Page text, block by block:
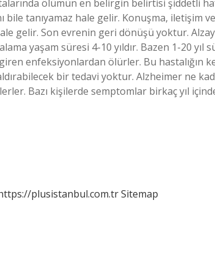
ölümün en belirgin belirtisi şiddetli
bile tanıyamaz hale gelir. Konuşma, iletişim
gelir. Son evrenin geri dönüşü yoktur.
yaşam süresi 4-10 yıldır. Bazen 1-20 yıl
enfeksiyonlardan ölürler. Bu hastalığın
bir tedavi yoktur. Alzheimer ne
Bazı kişilerde semptomlar birkaç yıl
plusistanbul.com.trSitemap